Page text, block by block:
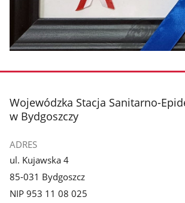
stopka
Wojewódzka Stacja Sanitarno-
w Bydgoszczy
ADRES
ul. Kujawska 4
85-031 Bydgoszcz
NIP 953 11 08 025